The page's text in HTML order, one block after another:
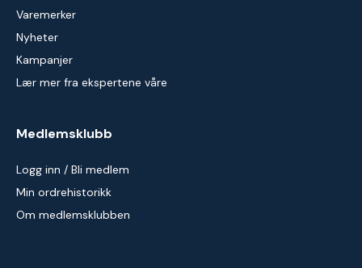
Varemerker
Nyheter
Kampanjer
Lær mer fra ekspertene våre
Medlemsklubb
Logg inn / Bli medlem
Min ordrehistorikk
Om medlemsklubben